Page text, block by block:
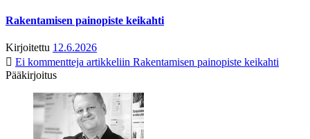
Rakentamisen painopiste keikahti
Kirjoitettu 12.6.2026
Ei kommentteja artikkeliin Rakentamisen painopiste keikahti
Pääkirjoitus